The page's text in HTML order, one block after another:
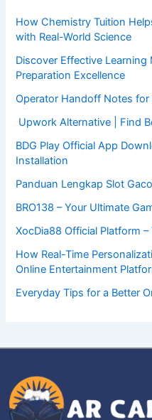
How Chemistry Tuition
with Real-World Science
Discover Effective Learning
Preparation Excellence
Operator Handoff Notes for
Upwork Alternative | Find
BDG Play Official App
Installation
Panduan Lengkap Slot
BRO138 – Your Ultimate
XocDia88 Official Platform
How Real-Time
Online Entertainment
Everyday Tips for a Better